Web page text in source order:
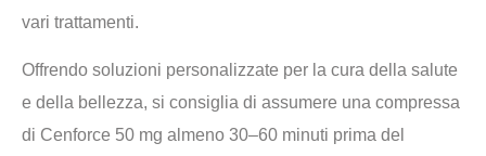
vari trattamenti.
Offrendo soluzioni personalizzate per la cura della salute
e della bellezza, si consiglia di assumere una compressa
di Cenforce 50 mg almeno 30–60 minuti prima del